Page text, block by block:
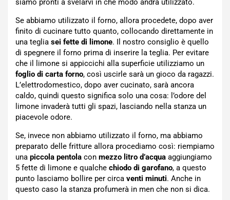
siamo pronti a svelarvi in che modo andrà utilizzato.
Se abbiamo utilizzato il forno, allora procedete, dopo aver
finito di cucinare tutto quanto, collocando direttamente in
una teglia sei fette di limone. Il nostro consiglio è quello
di spegnere il forno prima di inserire la teglia. Per evitare
che il limone si appiccichi alla superficie utilizziamo un
foglio di carta forno, così uscirle sarà un gioco da ragazzi.
L’elettrodomestico, dopo aver cucinato, sarà ancora
caldo, quindi questo significa solo una cosa: l’odore del
limone invaderà tutti gli spazi, lasciando nella stanza un
piacevole odore.
Se, invece non abbiamo utilizzato il forno, ma abbiamo
preparato delle fritture allora procediamo così: riempiamo
una piccola pentola con mezzo litro d’acqua aggiungiamo
5 fette di limone e qualche chiodo di garofano, a questo
punto lasciamo bollire per circa venti minuti. Anche in
questo caso la stanza profumerà in men che non si dica.